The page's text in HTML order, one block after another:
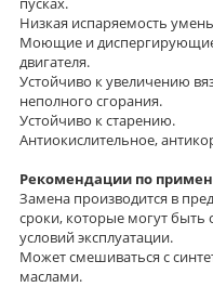
Низкая испаряемость
Моющие и диспергирующие
двигателя.
Устойчиво к увеличению
неполного сгорания.
Устойчиво к старению.
Антиокислительное,
Рекомендации по
Замена производится в
сроки, которые могут быть
условий эксплуатации.
Может смешиваться с
маслами.